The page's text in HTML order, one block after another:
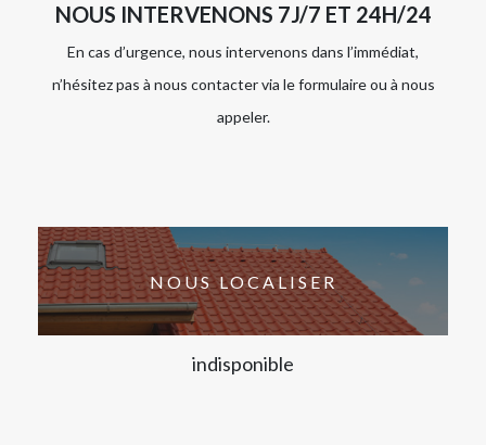
NOUS INTERVENONS 7J/7 ET 24H/24
En cas d’urgence, nous intervenons dans l’immédiat,
n’hésitez pas à nous contacter via le formulaire ou à nous
appeler.
NOUS LOCALISER
indisponible